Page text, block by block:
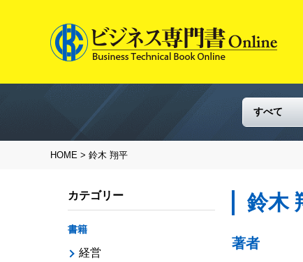
HOME > 鈴木 翔平
鈴木
著者
カテゴリー
書籍
経営